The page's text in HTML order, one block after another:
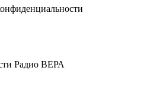
Радио ВЕРА